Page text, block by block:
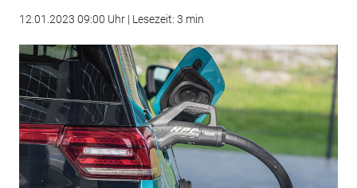
12.01.2023 09:00 Uhr | Lesezeit: 3 min